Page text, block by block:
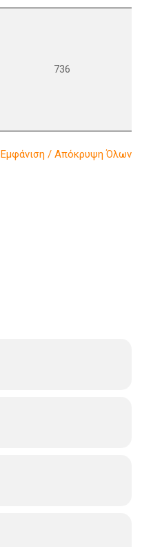
736
Εμφάνιση / Απόκρυψη Όλων